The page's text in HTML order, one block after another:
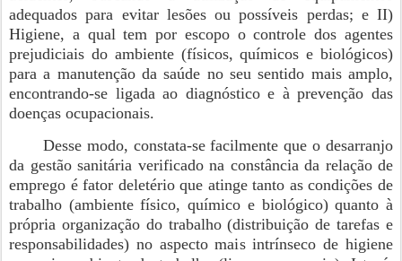
adequados para evitar lesões ou possíveis perdas; e II)
Higiene, a qual tem por escopo o controle dos agentes
prejudiciais do ambiente (físicos, químicos e biológicos)
para a manutenção da saúde no seu sentido mais amplo,
encontrando-se ligada ao diagnóstico e à prevenção das
doenças ocupacionais.
Desse modo, constata-se facilmente que o desarranjo
da gestão sanitária verificado na constância da relação de
emprego é fator deletério que atinge tanto as condições de
trabalho (ambiente físico, químico e biológico) quanto à
própria organização do trabalho (distribuição de tarefas e
responsabilidades) no aspecto mais intrínseco de higiene